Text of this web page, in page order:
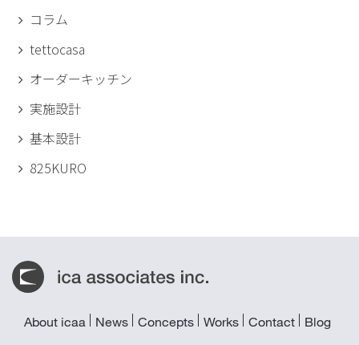
コラム
tettocasa
オーダーキッチン
実施設計
基本設計
825KURO
About icaa News Concepts Works Contact Blog